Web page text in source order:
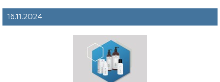
16.11.2024